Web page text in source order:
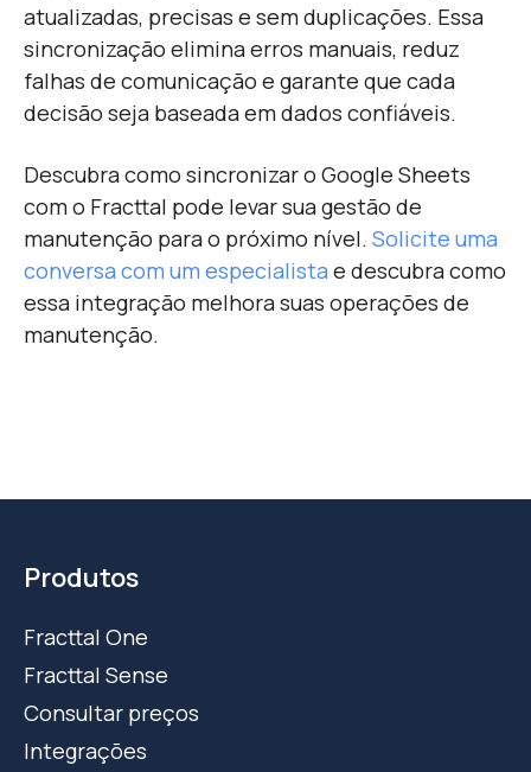
atualizadas, precisas e sem duplicações. Essa
sincronização elimina erros manuais, reduz
falhas de comunicação e garante que cada
decisão seja baseada em dados confiáveis.
Descubra como sincronizar o Google Sheets
com o Fracttal pode levar sua gestão de
manutenção para o próximo nível. Solicite uma
conversa com um especialista e descubra como
essa integração melhora suas operações de
manutenção.
Produtos
Fracttal One
Fracttal Sense
Consultar preços
Integrações